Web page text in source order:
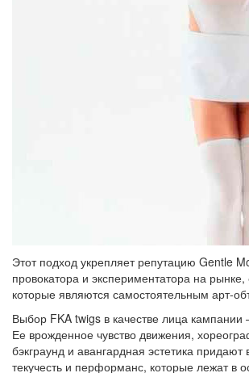
Этот подход укрепляет репутацию Gentle
провокатора и экспериментатора на
которые являются самостоятельным арт-
Выбор FKA twigs в качестве лица кампании
Ее врожденное чувство движения,
бэкграунд и авангардная эстетика
текучесть и перформанс, которые лежат в